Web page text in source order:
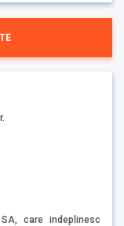
care indeplinesc